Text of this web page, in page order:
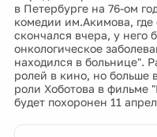
в Петербурге на 76-ом
комедии им.Акимова,
скончался вчера, у него
онкологическое
находился в больнице".
ролей в кино, но больше
роли Хоботова в фильме
будет похоронен 11